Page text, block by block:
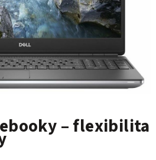
– flexibilita